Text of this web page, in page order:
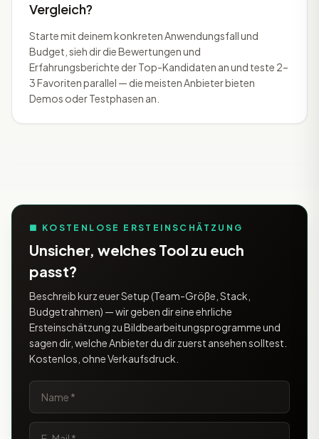
Vergleich?
Starte mit deinem konkreten Anwendungsfall und
Budget, sieh dir die Bewertungen und
Erfahrungsberichte der Top-Kandidaten an und teste 2–
3 Favoriten parallel — die meisten Anbieter bieten
Demos oder Testphasen an.
■ KOSTENLOSE ERSTEINSCHÄTZUNG
Unsicher, welches Tool zu euch
passt?
Beschreib kurz euer Setup (Team-Größe, Stack,
Budgetrahmen) — wir geben dir eine ehrliche
Ersteinschätzung zu Bildbearbeitungsprogramme und
sagen dir, welche Anbieter du dir zuerst ansehen solltest.
Kostenlos, ohne Verkaufsdruck.